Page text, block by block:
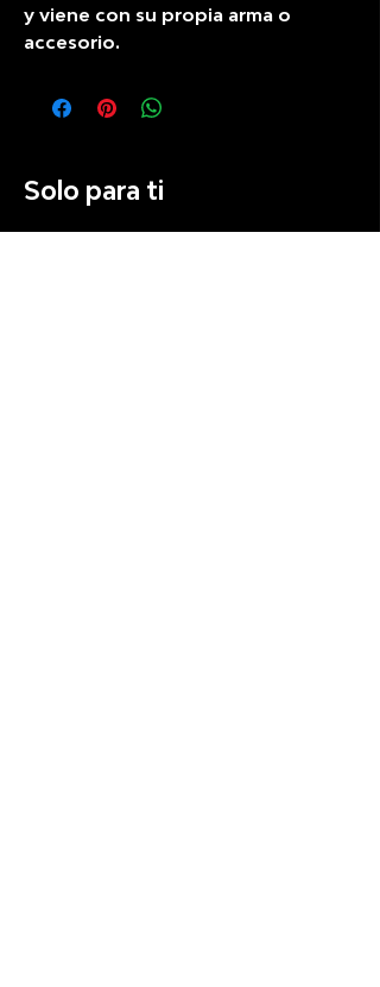
y viene con su propia arma o
accesorio.
Solo para ti